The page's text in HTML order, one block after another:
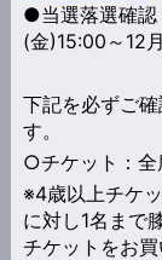
●当選落選確認
(金)15:00～12
下記を必ずご
す。
○チケット：全
※4歳以上チケ
に対し1名まで
チケットをお